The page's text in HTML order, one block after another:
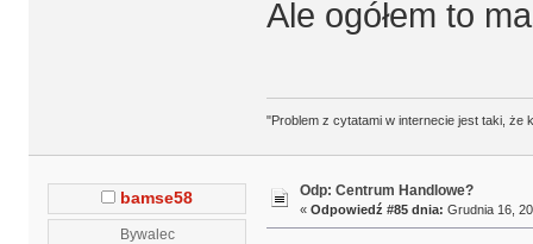
Ale ogółem to
"Problem z cytatami w internecie jest taki, że
bamse58
Bywalec
Odp: Centrum Handlowe?
« Odpowiedź #85 dnia: Grudnia 16,